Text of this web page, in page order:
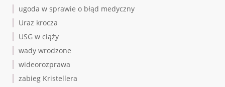
ugoda w sprawie o błąd medyczny
Uraz krocza
USG w ciąży
wady wrodzone
wideorozprawa
zabieg Kristellera